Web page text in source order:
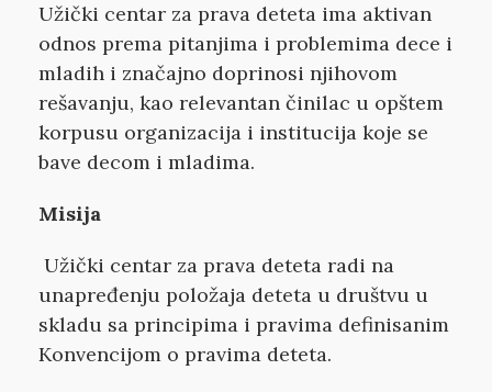
Užički centar za prava deteta ima aktivan
odnos prema pitanjima i problemima dece i
mladih i značajno doprinosi njihovom
rešavanju, kao relevantan činilac u opštem
korpusu organizacija i institucija koje se
bave decom i mladima.
Misija
Užički centar za prava deteta radi na
unapređenju položaja deteta u društvu u
skladu sa principima i pravima definisanim
Konvencijom o pravima deteta.